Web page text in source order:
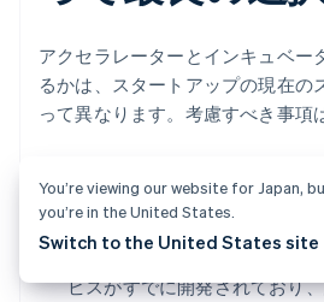
アクセラレーターとインキュベー
るかは、スタートアップの現在の
って異なります。考慮すべき事項
アクセラレーターが適している
ような場合です。
規模を拡大する準備ができてい
ビスがすでに開発されており
You’re viewing our website for Japan,
you’re in the United States.
Switch to the United States site